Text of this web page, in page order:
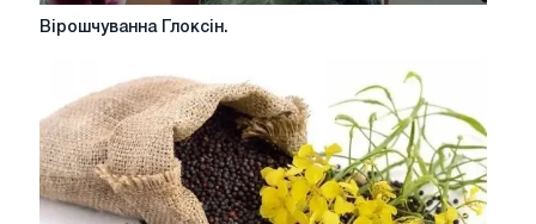
Вірошчуванна
Глоксін.
Вірошчуванна Глоксін.